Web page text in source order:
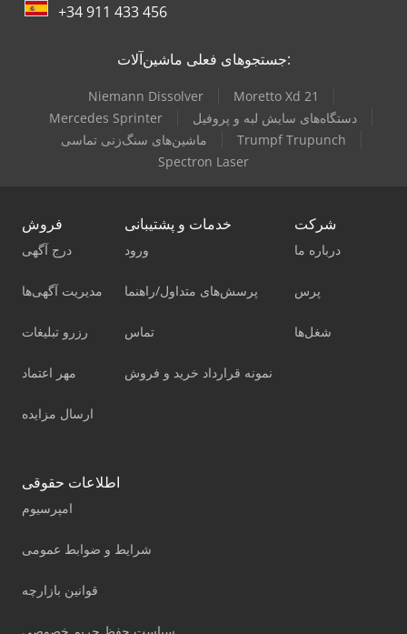
+34 911 433 456
جستجوهای فعلی ماشین‌آلات:
Niemann Dissolver
Moretto Xd 21
Mercedes Sprinter
دستگاه‌های سایش لبه و پروفیل
ماشین‌های سنگ‌زنی تماسی
Trumpf Trupunch
Spectron Laser
فروش
درج آگهی
مدیریت آگهی‌ها
رزرو تبلیغات
مهر اعتماد
ارسال مزایده
خدمات و پشتیبانی
ورود
پرسش‌های متداول/راهنما
تماس
نمونه قرارداد خرید و فروش
شرکت
درباره ما
پرس
شغل‌ها
اطلاعات حقوقی
امپرسیوم
شرایط و ضوابط عمومی
قوانین بازارچه